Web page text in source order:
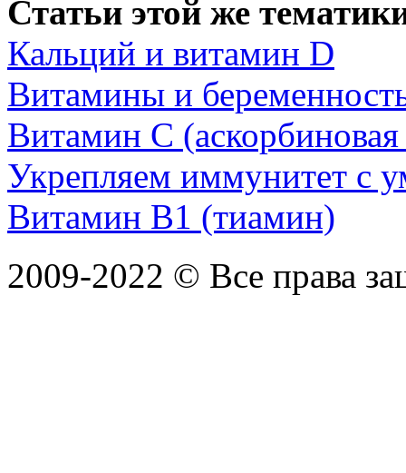
Статьи этой же
Кальций и витамин D
Витамины и
Витамин С (аскорбиновая
Укрепляем иммунитет с
Витамин В1 (тиамин)
2009-2022 © Все права